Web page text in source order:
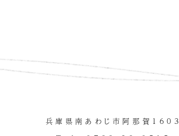
兵庫県南あわじ市阿那賀１６０３